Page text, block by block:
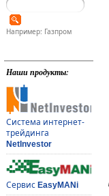
Например: Газпром
Наши продукты:
Система интернет-
трейдинга
NetInvestor
Сервис EasyMANi